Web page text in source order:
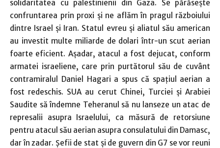
solidaritatea cu palestinienii din Gaza. Se părăseşte
confruntarea prin proxi şi ne aflăm în pragul războiului
dintre Israel şi Iran. Statul evreu şi aliatul său american
au investit multe miliarde de dolari într-un scut aerian
foarte eficient. Aşadar, atacul a fost dejucat, conform
armatei israeliene, care prin purtătorul său de cuvânt
contramiralul Daniel Hagari a spus că spaţiul aerian a
fost redeschis. SUA au cerut Chinei, Turciei şi Arabiei
Saudite să îndemne Teheranul să nu lanseze un atac de
represalii asupra Israelului, ca măsură de retorsiune
pentru atacul său aerian asupra consulatului din Damasc,
dar în zadar. Şefii de stat şi de guvern din G7 se vor reuni